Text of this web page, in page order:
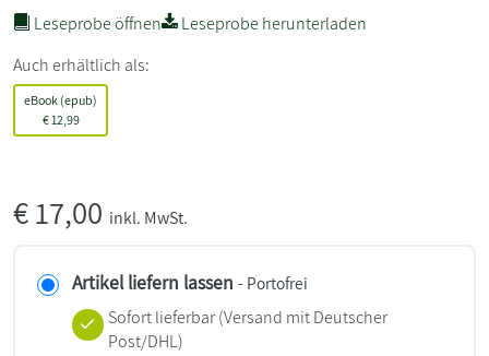
Leseprobe öffnen
Leseprobe herunterladen
Auch erhältlich als:
eBook (epub)
€12,99
€17,00 inkl. MwSt.
Artikel liefern lassen - Portofrei
Sofort lieferbar(Versand mit Deutscher
Post/DHL)